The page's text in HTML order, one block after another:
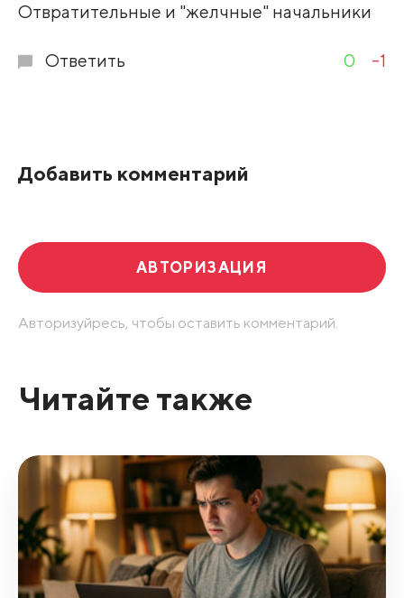
Отвратительные и "желчные" начальники
Ответить 0 -1
Добавить комментарий
АВТОРИЗАЦИЯ
Авторизуйресь, чтобы оставить комментарий.
Читайте также